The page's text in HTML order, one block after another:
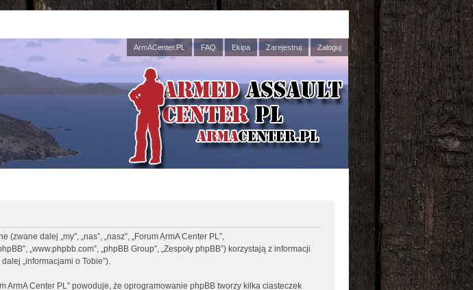
ArmACenter.PL FAQ Ekipa Zarejestruj Zaloguj
dalej „my”, „nas”, „nasz”, „Forum ArmA Center PL”,
„www.phpbb.com”, „phpBB Group”, „Zespoły phpBB”) korzystają z informacji
„informacjami o Tobie”).
ArmA Center PL” powoduje, że oprogramowanie phpBB tworzy kilka ciasteczek